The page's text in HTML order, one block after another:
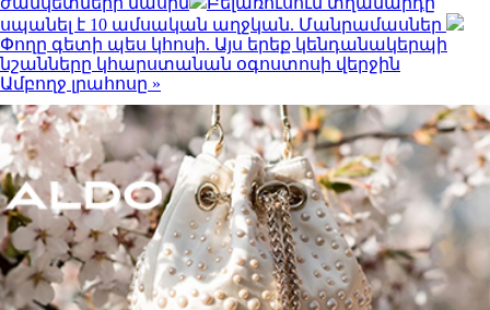
սպանել է 10 ամսական աղջկան. Մանրամասներ
Փողը գետի պես կհոսի. Այս երեք կենդանակերպի
նշանները կհարստանան օգոստոսի վերջին
Ամբողջ լրահոսը »